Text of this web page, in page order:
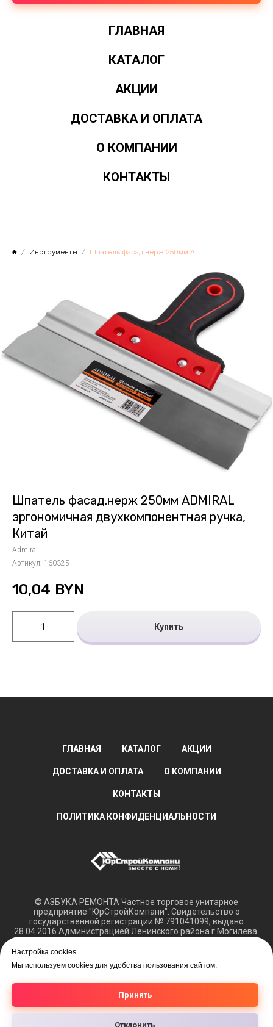
ГЛАВНАЯ
КАТАЛОГ
АКЦИИ
ДОСТАВКА И ОПЛАТА
О КОМПАНИИ
КОНТАКТЫ
Настройка cookies
Мы используем cookies для удобства пользования сайтом.
Принять
Отклонить
Инструменты
Шпатель фасад.нерж 250мм ADMIRAL
эргономичная двухкомпонентная ручка,
Китай
Admiral
Артикул: 160325
10,04 BYN
Купить
ГЛАВНАЯ КАТАЛОГ АКЦИИ
ДОСТАВКА И ОПЛАТА О КОМПАНИИ
КОНТАКТЫ
ПОЛИТИКА КОНФИДЕНЦИАЛЬНОСТИ
© АЗБУКА РЕМОНТА Частное торговое унитарное
предприятие "ЮрСтройКомпани". Свидетельство о
государственной регистрации № 791041099, выдано
28.04.2016 Администрацией Ленинского района г Могилева.
Обращаем ваше внимание, что вся представленная
информация касающаяся технических характеристик,
офертой.